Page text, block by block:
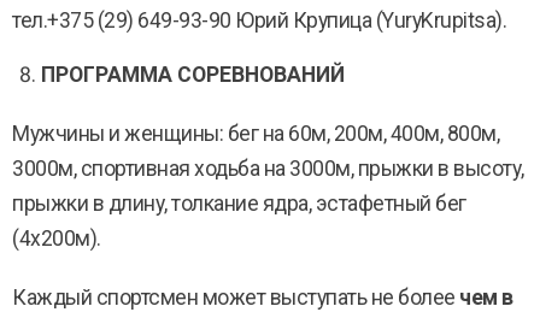
тел.+375 (29) 649-93-90 Юрий Крупица (YuryKrupitsa).
ПРОГРАММА СОРЕВНОВАНИЙ
Мужчины и женщины: бег на 60м, 200м, 400м, 800м,
3000м, спортивная ходьба на 3000м, прыжки в высоту,
прыжки в длину, толкание ядра, эстафетный бег
(4х200м).
Каждый спортсмен может выступать не более чем в